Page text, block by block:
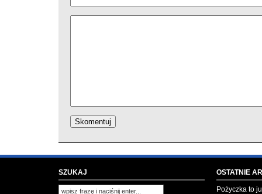
SZUKAJ OSTATNIE
Pożyczka to